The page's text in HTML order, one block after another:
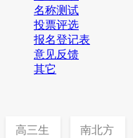
名称测试
投票评选
报名登记表
意见反馈
其它
高三生
南北方